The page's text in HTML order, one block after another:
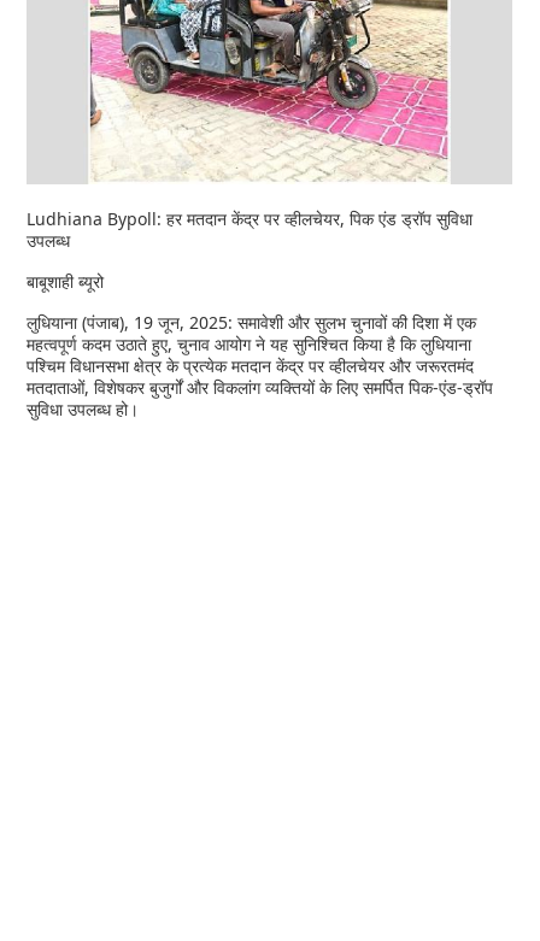
Ludhiana Bypoll: हर मतदान केंद्र पर व्हीलचेयर, पिक एंड ड्रॉप सुविधा
उपलब्ध
बाबूशाही ब्यूरो
लुधियाना (पंजाब), 19 जून, 2025: समावेशी और सुलभ चुनावों की दिशा में एक
महत्वपूर्ण कदम उठाते हुए, चुनाव आयोग ने यह सुनिश्चित किया है कि लुधियाना
पश्चिम विधानसभा क्षेत्र के प्रत्येक मतदान केंद्र पर व्हीलचेयर और जरूरतमंद
मतदाताओं, विशेषकर बुजुर्गों और विकलांग व्यक्तियों के लिए समर्पित पिक-एंड-ड्रॉप
सुविधा उपलब्ध हो।